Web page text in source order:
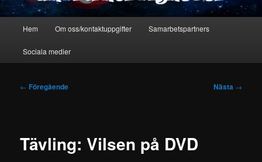
Hem Om oss/kontaktuppgifter Samarbetspartners
Sociala medier
Inläggsnavigering
← Föregående Nästa →
Tävling: Vilsen på DVD